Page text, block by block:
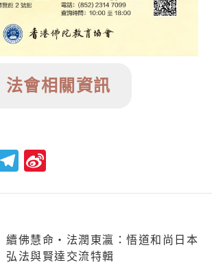
法會相關資訊
LineTelegram
續佛慧命‧法潤東瀛：悟道和尚日本
弘法與賢達交流特輯